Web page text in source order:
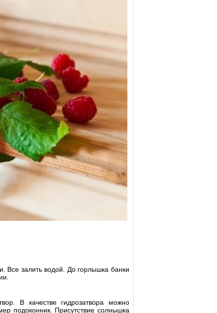
Все залить водой. До горлышка банки
В качестве гидрозатвора можно
подоконник. Присутствие солнышка